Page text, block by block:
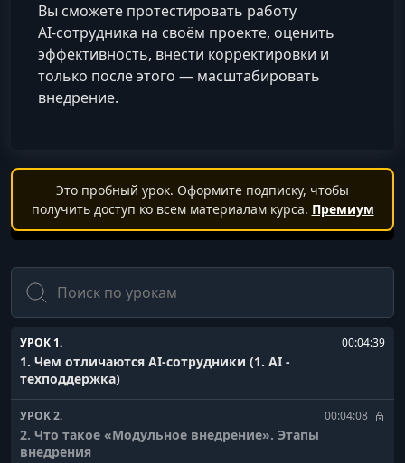
Вы сможете протестировать работу
AI‑сотрудника на своём проекте, оценить
эффективность, внести корректировки и
только после этого — масштабировать
внедрение.
Это пробный урок. Оформите подписку, чтобы
получить доступ ко всем материалам курса. Премиум
Поиск
УРОК 1. 00:04:39
1. Чем отличаются AI-сотрудники (1. AI -
техподдержка)
УРОК 2. 00:04:08
2. Что такое «Модульное внедрение». Этапы
внедрения